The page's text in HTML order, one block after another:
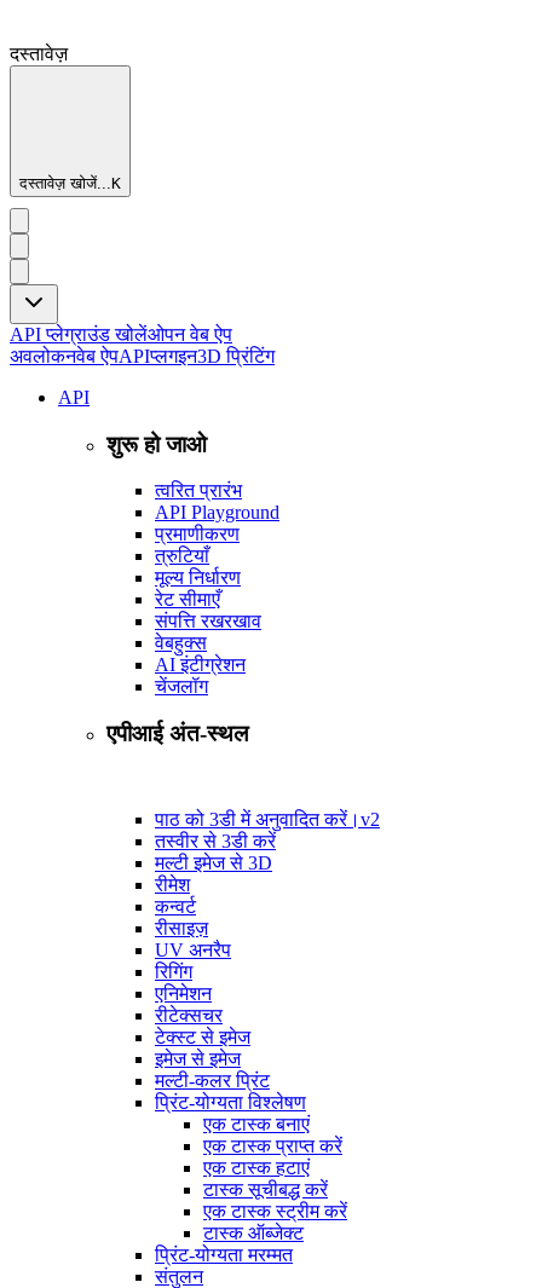
दस्तावेज़
दस्तावेज़ खोजें...K
API प्लेग्राउंड खोलेंओपन वेब ऐप
अवलोकनवेब ऐपAPIप्लगइन3D प्रिंटिंग
API
शुरू हो जाओ
त्वरित प्रारंभ
API Playground
प्रमाणीकरण
त्रुटियाँ
मूल्य निर्धारण
रेट सीमाएँ
संपत्ति रखरखाव
वेबहुक्स
AI इंटीग्रेशन
चेंजलॉग
एपीआई अंत-स्थल
पाठ को 3डी में अनुवादित करें। v2
तस्वीर से 3डी करें
मल्टी इमेज से 3D
रीमेश
कन्वर्ट
रीसाइज़
UV अनरैप
रिगिंग
एनिमेशन
रीटेक्सचर
टेक्स्ट से इमेज
इमेज से इमेज
मल्टी-कलर प्रिंट
प्रिंट-योग्यता विश्लेषण
एक टास्क बनाएं
एक टास्क प्राप्त करें
एक टास्क हटाएं
टास्क सूचीबद्ध करें
एक टास्क स्ट्रीम करें
टास्क ऑब्जेक्ट
प्रिंट-योग्यता मरम्मत
संतुलन